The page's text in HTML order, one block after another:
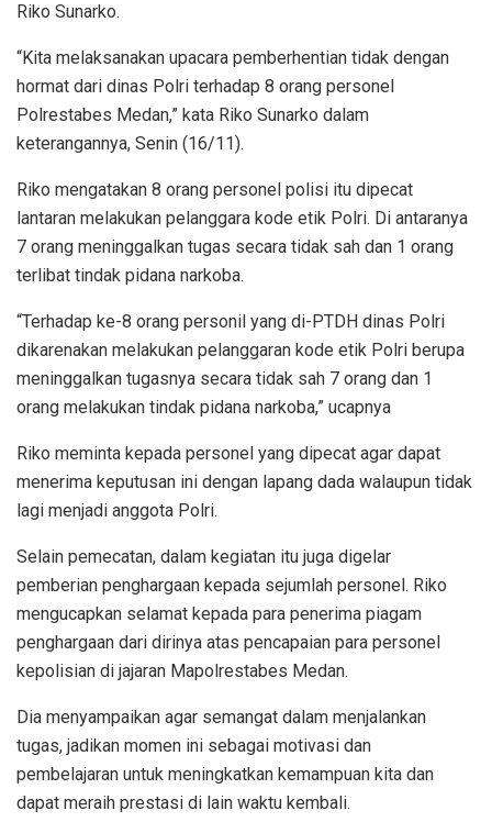
Riko Sunarko.
“Kita melaksanakan upacara pemberhentian tidak dengan
hormat dari dinas Polri terhadap 8 orang personel
Polrestabes Medan,” kata Riko Sunarko dalam
keterangannya, Senin (16/11).
Riko mengatakan 8 orang personel polisi itu dipecat
lantaran melakukan pelanggara kode etik Polri. Di antaranya
7 orang meninggalkan tugas secara tidak sah dan 1 orang
terlibat tindak pidana narkoba.
“Terhadap ke-8 orang personil yang di-PTDH dinas Polri
dikarenakan melakukan pelanggaran kode etik Polri berupa
meninggalkan tugasnya secara tidak sah 7 orang dan 1
orang melakukan tindak pidana narkoba,” ucapnya
Riko meminta kepada personel yang dipecat agar dapat
menerima keputusan ini dengan lapang dada walaupun tidak
lagi menjadi anggota Polri.
Selain pemecatan, dalam kegiatan itu juga digelar
pemberian penghargaan kepada sejumlah personel. Riko
mengucapkan selamat kepada para penerima piagam
penghargaan dari dirinya atas pencapaian para personel
kepolisian di jajaran Mapolrestabes Medan.
Dia menyampaikan agar semangat dalam menjalankan
tugas, jadikan momen ini sebagai motivasi dan
pembelajaran untuk meningkatkan kemampuan kita dan
dapat meraih prestasi di lain waktu kembali.